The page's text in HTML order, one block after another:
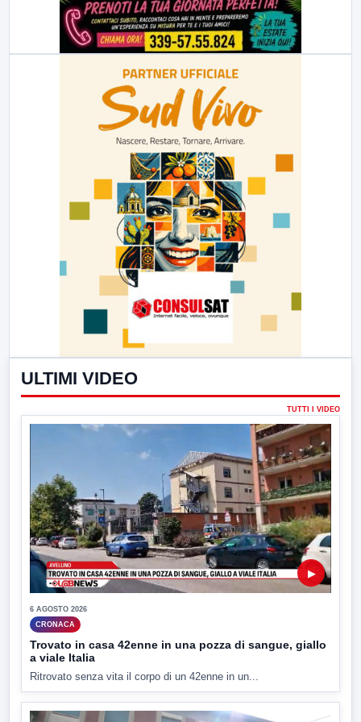
ULTIMI VIDEO
TUTTI I VIDEO
▶
6 AGOSTO 2026
CRONACA
Trovato in casa 42enne in una pozza di sangue, giallo
a viale Italia
Ritrovato senza vita il corpo di un 42enne in un...